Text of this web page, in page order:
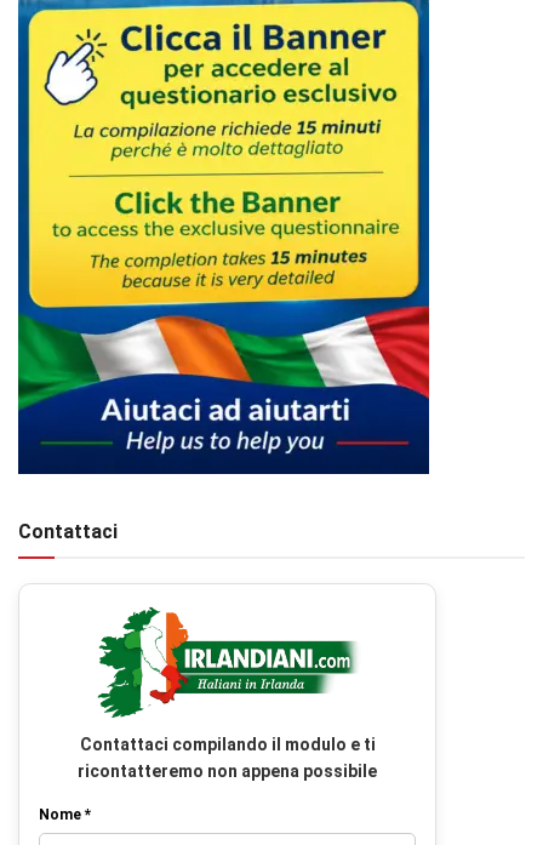
Contattaci
Contattaci compilando il modulo e ti
ricontatteremo non appena possibile
Nome *